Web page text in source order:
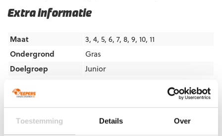
Toestemming Details Over
Extra informatie
Maat
3, 4, 5, 6, 7, 8, 9, 10, 11
Ondergrond
Gras
Doelgroep
Junior
Kleur